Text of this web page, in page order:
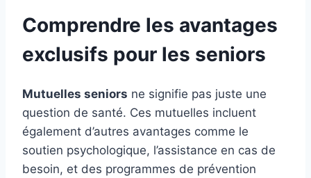
Comprendre les avantages
exclusifs pour les seniors
Mutuelles seniors ne signifie pas juste une
question de santé. Ces mutuelles incluent
également d’autres avantages comme le
soutien psychologique, l’assistance en cas de
besoin, et des programmes de prévention